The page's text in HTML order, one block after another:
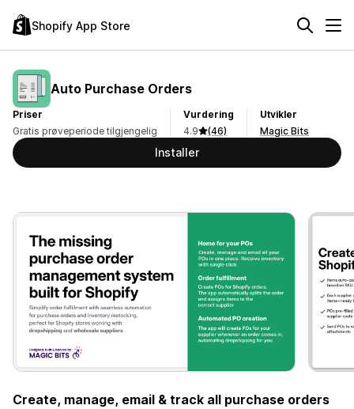
Shopify App Store
Auto Purchase Orders
Priser
Gratis prøveperiode tilgjengelig
Vurdering
4.9
(46)
Utvikler
Magic Bits
Installer
Create, manage, email & track all purchase orders